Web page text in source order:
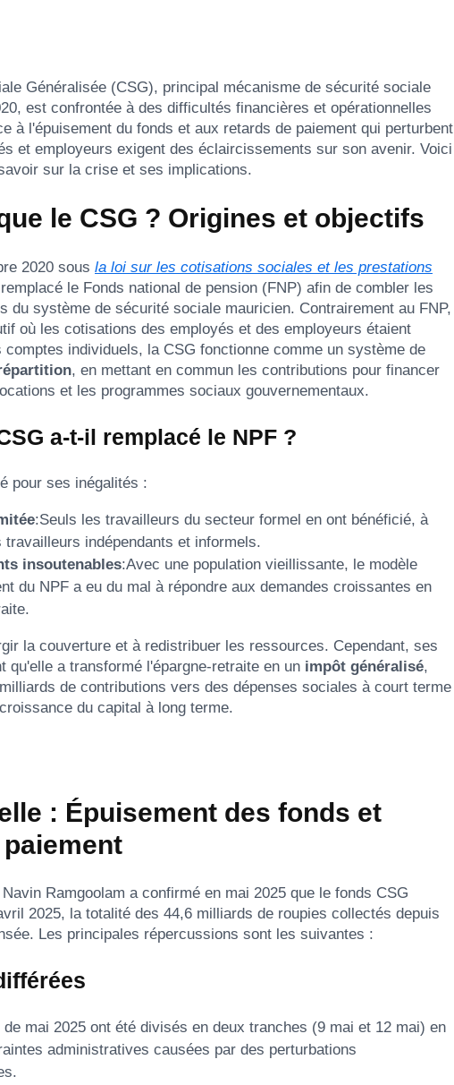
Généralisée (CSG), principal mécanisme de sécurité sociale
est confrontée à des difficultés financières et opérationnelles
à l'épuisement du fonds et aux retards de paiement qui perturbent
et employeurs exigent des éclaircissements sur son avenir. Voici
sur la crise et ses implications.
le CSG ? Origines et objectifs
2020 sous la loi sur les cotisations sociales et les prestations
le Fonds national de pension (FNP) afin de combler les
du système de sécurité sociale mauricien. Contrairement au FNP,
où les cotisations des employés et des employeurs étaient
individuels, la CSG fonctionne comme un système de
, en mettant en commun les contributions pour financer
et les programmes sociaux gouvernementaux.
a-t-il remplacé le NPF ?
pour ses inégalités :
:Seuls les travailleurs du secteur formel en ont bénéficié, à
travailleurs indépendants et informels.
insoutenables:Avec une population vieillissante, le modèle
du NPF a eu du mal à répondre aux demandes croissantes en
la couverture et à redistribuer les ressources. Cependant, ses
qu'elle a transformé l'épargne-retraite en un impôt généralisé,
de contributions vers des dépenses sociales à court terme
du capital à long terme.
: Épuisement des fonds et
Ramgoolam a confirmé en mai 2025 que le fonds CSG
2025, la totalité des 44,6 milliards de roupies collectés depuis
Les principales répercussions sont les suivantes :
de mai 2025 ont été divisés en deux tranches (9 mai et 12 mai) en
administratives causées par des perturbations